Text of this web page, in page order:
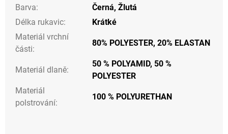
Barva: Černá, Žlutá
Délka rukavic:
Krátké
Materiál vrchní
části:
80% POLYESTER, 20% ELASTAN
Materiál dlaně:
50 % POLYAMID, 50 %
POLYESTER
Materiál
polstrování:
100 % POLYURETHAN